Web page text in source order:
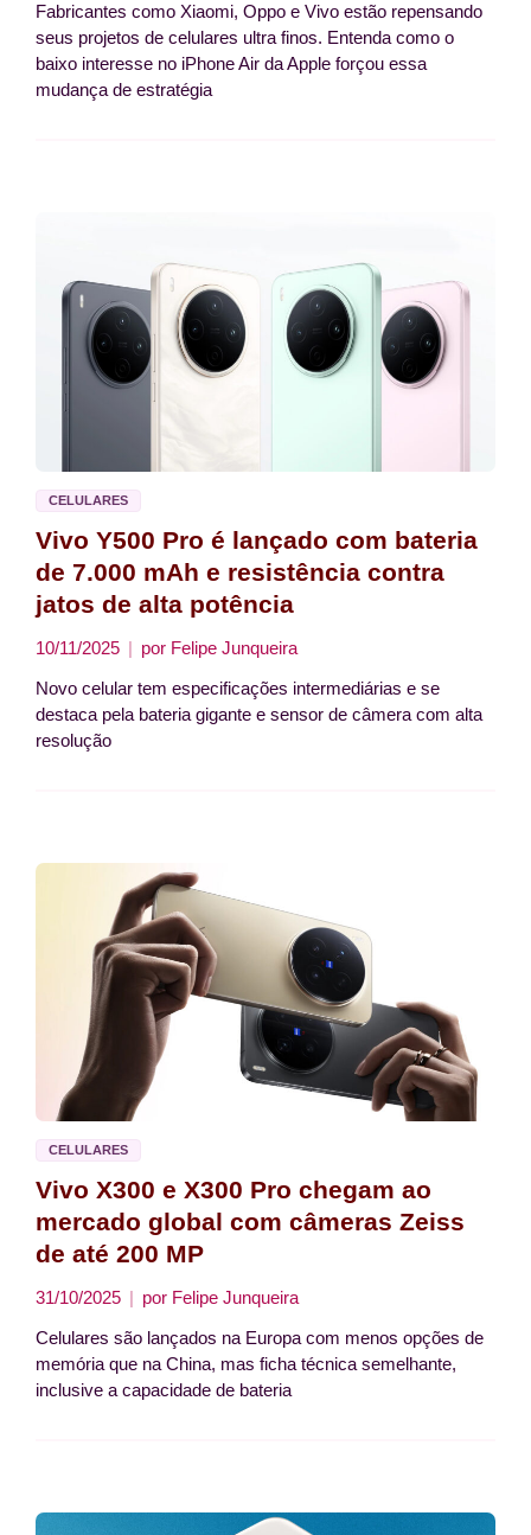
Fabricantes como Xiaomi, Oppo e Vivo estão repensando
seus projetos de celulares ultra finos. Entenda como o
baixo interesse no iPhone Air da Apple forçou essa
mudança de estratégia
CELULARES
Vivo Y500 Pro é lançado com bateria
de 7.000 mAh e resistência contra
jatos de alta potência
10/11/2025 por Felipe Junqueira
Novo celular tem especificações intermediárias e se
destaca pela bateria gigante e sensor de câmera com alta
resolução
CELULARES
Vivo X300 e X300 Pro chegam ao
mercado global com câmeras Zeiss
de até 200 MP
31/10/2025 por Felipe Junqueira
Celulares são lançados na Europa com menos opções de
memória que na China, mas ficha técnica semelhante,
inclusive a capacidade de bateria